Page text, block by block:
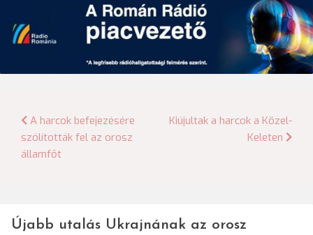
Bejegyzés
navigáció
A harcok befejezésére
szólították fel az orosz
államfőt
Kiújultak a harcok a Közel-
Keleten
Újabb utalás Ukrajnának az orosz